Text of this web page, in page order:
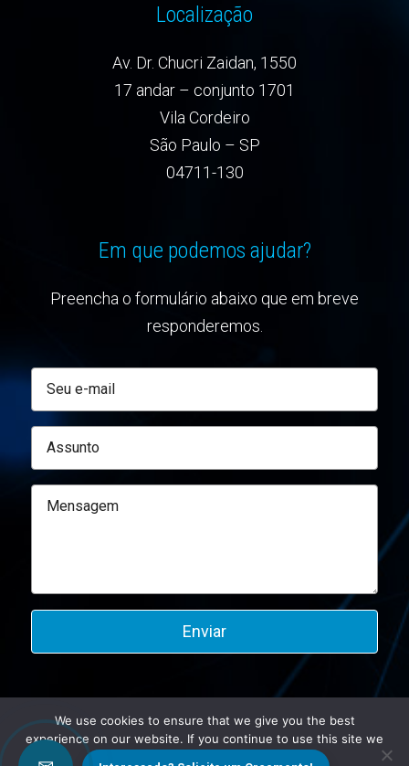
Localização
Av. Dr. Chucri Zaidan, 1550
17 andar – conjunto 1701
Vila Cordeiro
São Paulo – SP
04711-130
Em que podemos ajudar?
Preencha o formulário abaixo que em breve
responderemos.
©2026 Altmann.
We use cookies to ensure that we give you the best
experience on our website. If you continue to use this site we